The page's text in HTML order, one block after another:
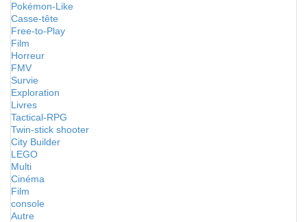
Pokémon-Like
Casse-tête
Free-to-Play
Film
Horreur
FMV
Survie
Exploration
Livres
Tactical-RPG
Twin-stick shooter
City Builder
LEGO
Multi
Cinéma
Film
console
Autre